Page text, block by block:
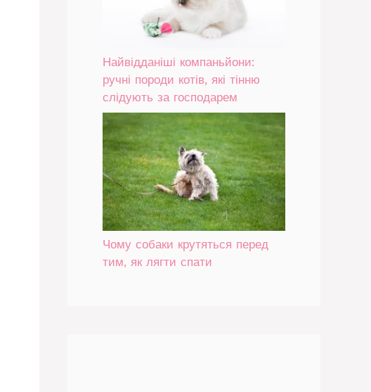
Найвідданіші компаньйони:
ручні породи котів, які тінню
слідують за господарем
Чому собаки крутяться перед
тим, як лягти спати